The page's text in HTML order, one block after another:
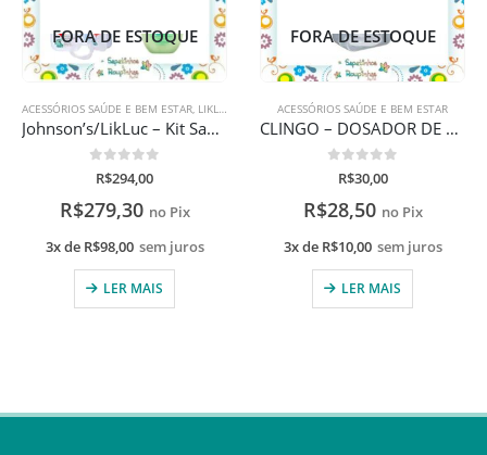
FORA DE ESTOQUE
ACESSÓRIOS SAÚDE E BEM ESTAR LIKLUC SAÚDE E BEM ESTAR
Johnson’s/LikLuc – Kit Saúde do Bebê
0de 5
R$294,00
R$279,30 no Pix
3x de R$98,00 sem juros
LER MAIS
FORA DE ESTOQUE
ACESSÓRIOS SAÚDE E BEM ESTAR
CLINGO – DOSADOR DE MEDICAMENTOS COM COPO
de 5
R$30,00
R$28,50 no Pix
3x de R$10,00 sem juros
LER MAIS